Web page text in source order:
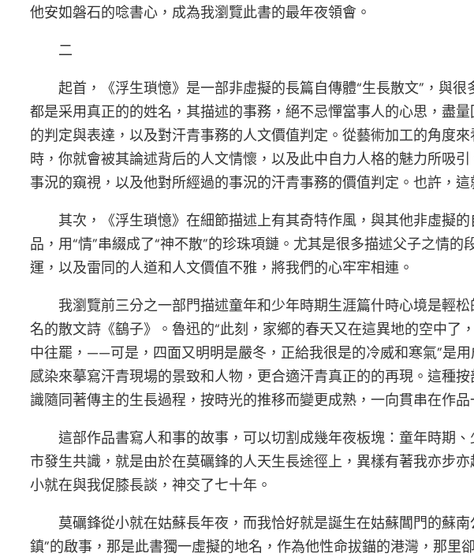
他安如磐石的唸書心，成為我瀏覽此書的最年夜領會。
二
起首，《浮生瑣憶》是一部非虛擬的長篇自傳體“生長散文”，與
都是采用真正的的姓名，其描述的事務，絕不忌憚當事人的心思，盡
的判定與表達，以及對汗青事務的人文價值判定。從藝術加工的角度
時，你就會被其論述背后的人文情懷，以及此中自力人格的魅力所吸
事況的窺視，以及他對所經過的事況的汗青事務的價值判定。也許，
其次，《浮生瑣憶》在細節描述上有其奇特作風，與其他非虛擬
品，用“情”串綴成了“神不散”的珍珠項鏈。尤其是很多描述父子之情
運，以及雷同的人道和人文價值不雅，將我們的心牢牢相連。
我瀏覽前三分之一部門描述童年和少年時期生涯篇什時心境是輕
名的散文詩《鷂子》。魯迅的“此刻，家鄉的春天又在這異地的空中
中往罷，——可是，四面又明明是嚴冬，正給我很是的冷威和寒氣”是
感染來摹寫汗青現場的景致和人物，更合適汗青真正的的再現。這種
識隨同著傳主的生長過程，按時光的推移而變更成熟，一向貫串在作
這部作品書寫人和事的故事，可以切割成幾年夜板塊：童年時期
市發生共識，就是由於在莫礪鋒的人天生長途徑上，異樣有著我亦步
小就在與我促膝長談，神交了七十年。
莫礪鋒從小就在姑蘇長年夜，而我恰好就是誕生在姑蘇閶門的蘇
鎮”的啟事，那是此書獨一虛擬的地名，作為他性命拔錨的港灣，那